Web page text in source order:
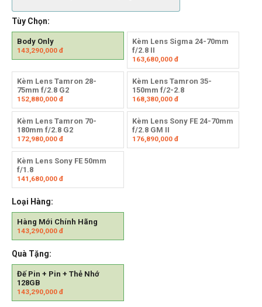
Tùy Chọn:
Body Only
143,290,000 đ
Kèm Lens Sigma 24-70mm
f/2.8 II
163,680,000đ
Kèm Lens Tamron 28-
75mm f/2.8 G2
152,880,000 đ
Kèm Lens Tamron 35-
150mm f/2-2.8
168,380,000đ
Kèm Lens Tamron 70-
180mm f/2.8 G2
172,980,000 đ
Kèm Lens Sony FE 24-70mm
f/2.8 GM II
176,890,000đ
Kèm Lens Sony FE 50mm
f/1.8
141,680,000 đ
Loại Hàng:
Hàng Mới Chính Hãng
143,290,000 đ
Quà Tặng:
Đế Pin + Pin + Thẻ Nhớ
128GB
143,290,000 đ